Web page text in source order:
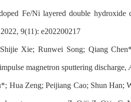
Fe/Ni layered double
9(11): e202200217
Xie; Runwei Song; Qiang
magnetron sputtering discharge,
Hua Zeng; Peijiang Cao; Shun